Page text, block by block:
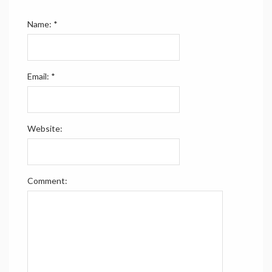
Name: *
Email: *
Website:
Comment: